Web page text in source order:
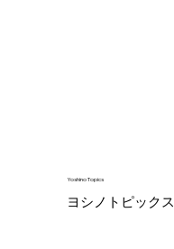
Yoshino Topics
ヨシノトピックス